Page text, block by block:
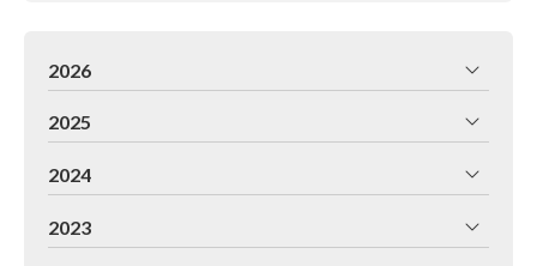
2026
2025
2024
2023